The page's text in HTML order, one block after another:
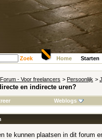
Zoek Home Starten
- Voor freelancers > Persoonlijk >
en indirecte uren?
Weblogs
te kunnen plaatsen in dit forum